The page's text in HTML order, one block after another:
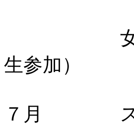
女優市原
生参加）
７月 スペ